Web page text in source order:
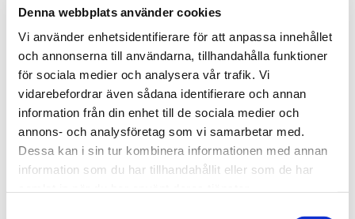
Denna webbplats använder cookies
Vi använder enhetsidentifierare för att anpassa innehållet
och annonserna till användarna, tillhandahålla funktioner
för sociala medier och analysera vår trafik. Vi
vidarebefordrar även sådana identifierare och annan
information från din enhet till de sociala medier och
annons- och analysföretag som vi samarbetar med.
Dessa kan i sin tur kombinera informationen med annan
information som du har tillhandahållit eller som de har
Serie Stow
SKU / artikelnummer: 370195-INR
Relaterade kategorier
Varumärken /INR